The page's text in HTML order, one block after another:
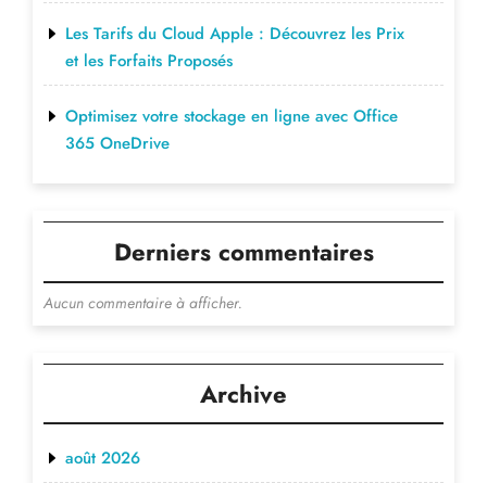
Les Tarifs du Cloud Apple : Découvrez les Prix
et les Forfaits Proposés
Optimisez votre stockage en ligne avec Office
365 OneDrive
Derniers commentaires
Aucun commentaire à afficher.
Archive
août 2026